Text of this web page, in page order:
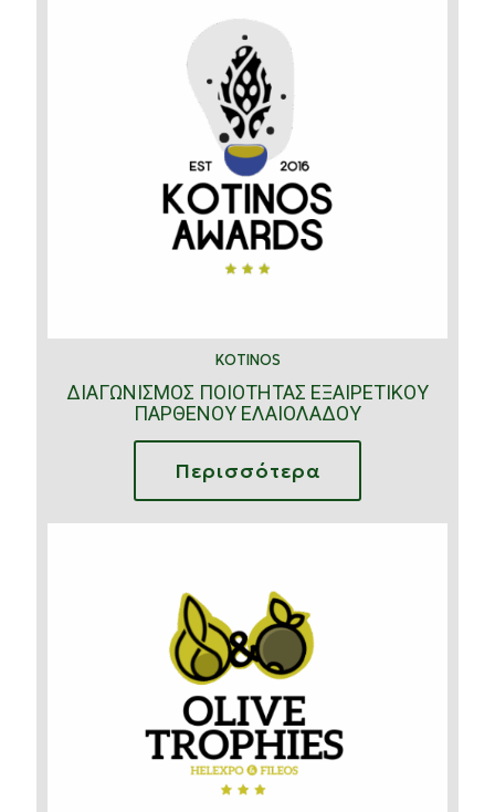
KOTINOS
ΔΙΑΓΩΝΙΣΜΟΣ ΠΟΙΟΤΗΤΑΣ ΕΞΑΙΡΕΤΙΚΟΥ
ΠΑΡΘΕΝΟΥ ΕΛΑΙΟΛΑΔΟΥ
Περισσότερα